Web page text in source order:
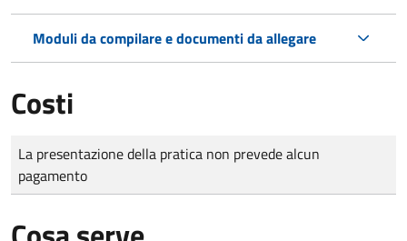
Moduli da compilare e documenti da allegare
Costi
Tipo di pagamento
Importo
La presentazione della pratica non prevede alcun
pagamento